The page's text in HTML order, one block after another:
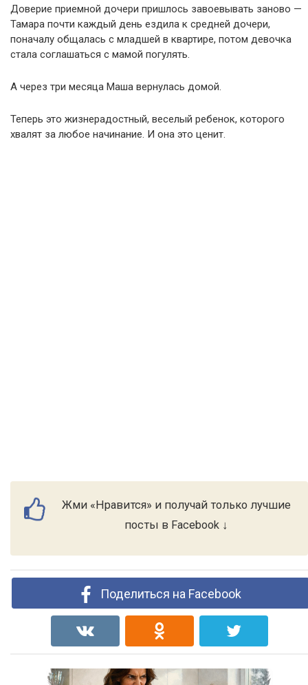
Доверие приемной дочери пришлось завоевывать заново —
Тамара почти каждый день ездила к средней дочери,
поначалу общалась с младшей в квартире, потом девочка
стала соглашаться с мамой погулять.
А через три месяца Маша вернулась домой.
Теперь это жизнерадостный, веселый ребенок, которого
хвалят за любое начинание. И она это ценит.
Жми «Нравится» и получай только лучшие
посты в Facebook ↓
Поделиться на Facebook